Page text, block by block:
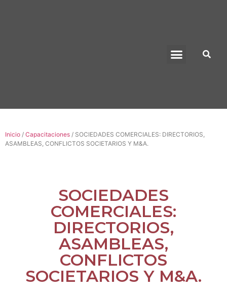
Inicio / Capacitaciones / SOCIEDADES COMERCIALES: DIRECTORIOS,
ASAMBLEAS, CONFLICTOS SOCIETARIOS Y M&A.
SOCIEDADES
COMERCIALES:
DIRECTORIOS,
ASAMBLEAS,
CONFLICTOS
SOCIETARIOS Y M&A.